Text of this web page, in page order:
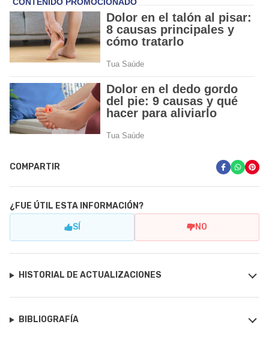
COMPARTIR
¿FUE ÚTIL ESTA INFORMACIÓN?
SÍ NO
HISTORIAL DE ACTUALIZACIONES
BIBLIOGRAFÍA